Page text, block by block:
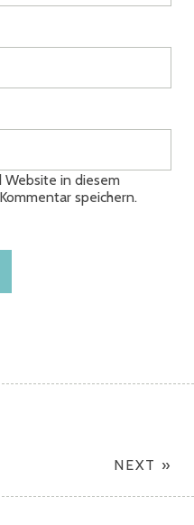
Website in diesem
speichern.
NEXT »